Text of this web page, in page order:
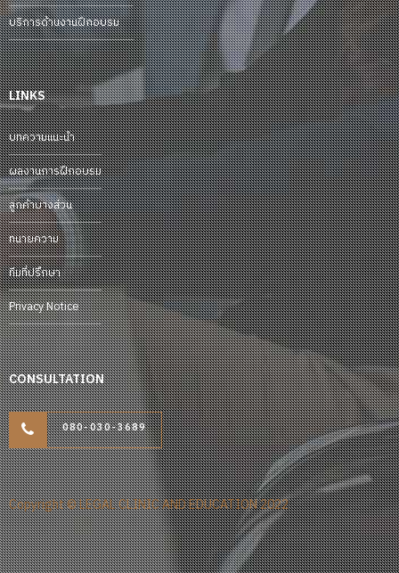
บริการด้านงานฝึกอบรม
LINKS
บทความแนะนำ
ผลงานการฝึกอบรม
ลูกค้าบางส่วน
ทนายความ
ทีมที่ปรึกษา
Privacy Notice
CONSULTATION
080-030-3689
Copyright © LEGAL CLINIC AND EDUCATION 2022